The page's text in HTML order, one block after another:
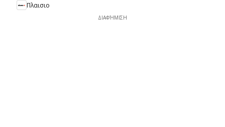
Πλαισιο
ΔΙΑΦΉΜΙΣΗ